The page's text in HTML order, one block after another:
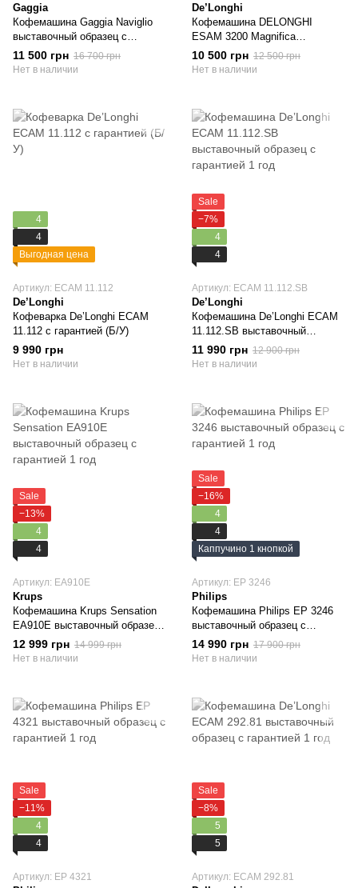
Gaggia
Кофемашина Gaggia Naviglio
выставочный образец с
гарантией 1 год
11 500 грн 16 700 грн
Нет в наличии
De’Longhi
Кофемашина DELONGHI
ESAM 3200 Magnifica
выставочный образец с
гарантией 1 год
10 500 грн 12 500 грн
Нет в наличии
4
4
Выгодная цена
Артикул: ECAM 11.112
De’Longhi
Кофеварка De’Longhi ECAM
11.112 с гарантией (Б/У)
9 990 грн
Нет в наличии
Sale
−7%
4
4
Артикул: ECAM 11.112.SB
De’Longhi
Кофемашина De’Longhi ECAM
11.112.SB выставочный
образец с гарантией 1 год
11 990 грн 12 900 грн
Нет в наличии
Sale
−13%
4
4
Артикул: EA910E
Krups
Кофемашина Krups Sensation
EA910E выставочный образец
с гарантией 1 год
12 999 грн 14 999 грн
Нет в наличии
Sale
−16%
4
4
Каппучино 1 кнопкой
Артикул: EP 3246
Philips
Кофемашина Philips EP 3246
выставочный образец с
гарантией 1 год
14 990 грн 17 900 грн
Нет в наличии
Sale
−11%
4
4
Артикул: EP 4321
Sale
−8%
5
5
Артикул: ECAM 292.81